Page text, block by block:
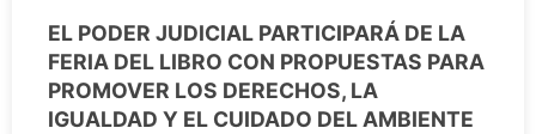
EL PODER JUDICIAL PARTICIPARÁ DE LA
FERIA DEL LIBRO CON PROPUESTAS PARA
PROMOVER LOS DERECHOS, LA
IGUALDAD Y EL CUIDADO DEL AMBIENTE